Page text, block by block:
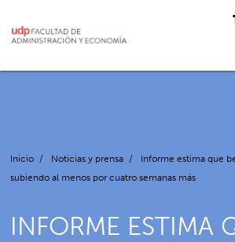
Inicio / Noticias y prensa /
Informe estima que
subiendo al menos por cuatro semanas más
INFORME ESTIMA